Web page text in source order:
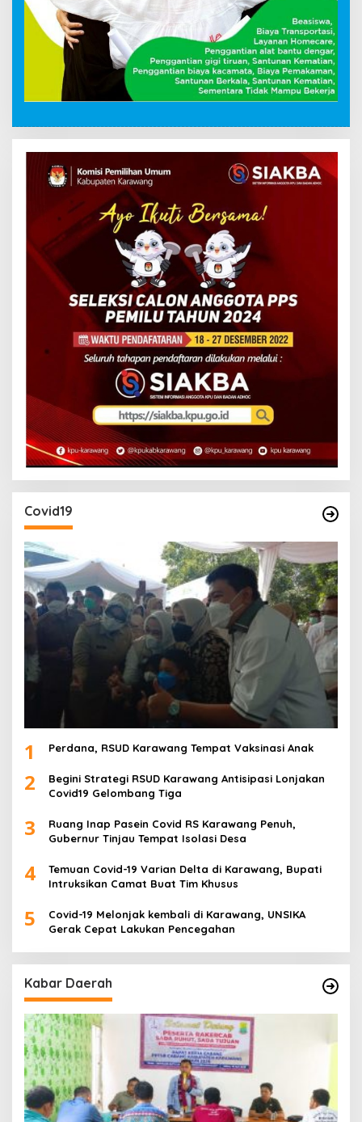
Covid19
1 Perdana, RSUD Karawang Tempat Vaksinasi Anak
2
Begini Strategi RSUD Karawang Antisipasi Lonjakan
Covid19 Gelombang Tiga
3
Ruang Inap Pasein Covid RS Karawang Penuh,
Gubernur Tinjau Tempat Isolasi Desa
4
Temuan Covid-19 Varian Delta di Karawang, Bupati
Intruksikan Camat Buat Tim Khusus
5
Covid-19 Melonjak kembali di Karawang, UNSIKA
Gerak Cepat Lakukan Pencegahan
Kabar Daerah